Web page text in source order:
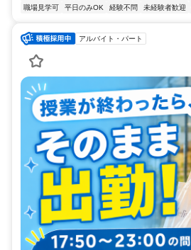
職場見学可
平日のみOK 経験不問 未経験者歓迎
アルバイト・パート